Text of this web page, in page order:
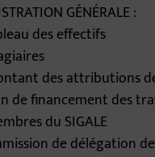
GÉNÉRALE :
des effectifs
des attributions
de financement des
du SIGALE
de délégation